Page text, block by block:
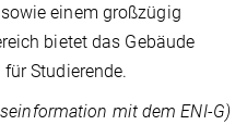
einem großzügig
bietet das Gebäude
Studierende.
mit dem ENI-G)